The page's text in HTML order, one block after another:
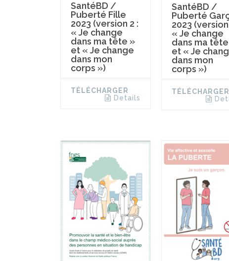
SantéBD /
Puberté Fille
2023 (version 2 :
« Je change
dans ma tête »
et « Je change
dans mon
corps »)
TÉLÉCHARGER
Details
SantéBD /
Puberté
2023 (version
« Je change
dans ma
et « Je
dans mon
corps »)
TÉLÉCHARGER